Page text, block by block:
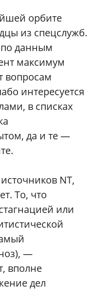
орбите
из спецслужб.
по данным
максимум
вопросам
интересуется
в списках
да и те —
NT,
То, что
или
—
вполне
дел